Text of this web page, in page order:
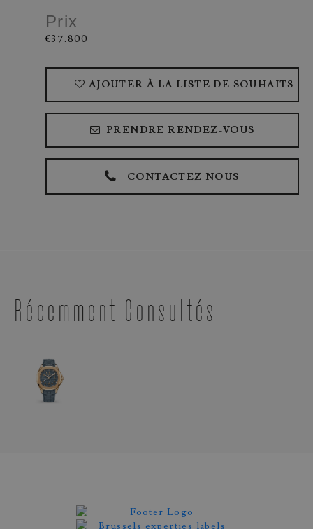
Prix
€37.800
AJOUTER À LA LISTE DE SOUHAITS
PRENDRE RENDEZ-VOUS
CONTACTEZ NOUS
Récemment Consultés